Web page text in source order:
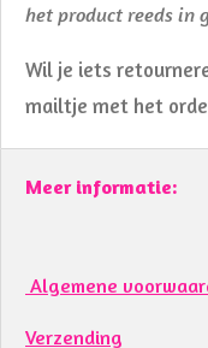
het product reeds in
Wil je iets
mailtje met het
Meer informatie:
Algemene
Verzending